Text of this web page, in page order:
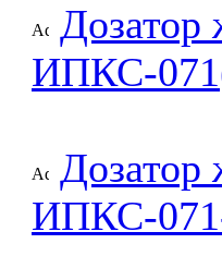
Дозатор
ИПКС-
Дозатор
ИПКС-